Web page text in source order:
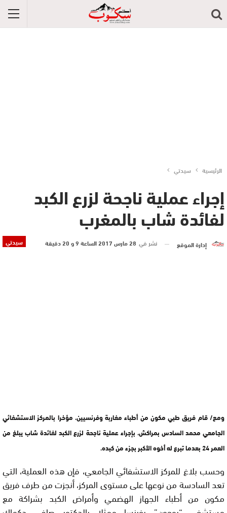
الرئيسية سيدتي
إجراء عملية ناجحة لزرع الكبد
لفائدة شاب بالمغرب
سيدتي إدارة الموقع نشر في 28 مارس 2017 الساعة 9 و 20 دقيقة
ومع/ قام فريق طبي مكون من أطباء مغاربة وفرنسيين، مؤخرا بالمركز الاستشفائي
الجامعي محمد السادس بمراكش، بإجراء عملية ناجحة لزرع الكبد لفائدة شاب يبلغ من
العمر 24 بعدما تبرع له أخوه الأكبر بجزء من كبده.
وحسب بلاغ للمركز الاستشفائي الجامعي، فإن هذه العملية، التي
تعد السادسة من نوعها على مستوى المركز، أنجزت من طرف فريق
مكون من أطباء الجهاز الهضمي وأمراض الكبد بشراكة مع